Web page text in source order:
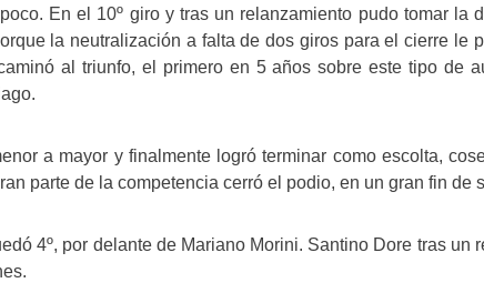
En el 10º giro y tras un relanzamiento pudo tomar la
la neutralización a falta de dos giros para el cierre le
al triunfo, el primero en 5 años sobre este tipo de
a mayor y finalmente logró terminar como escolta,
parte de la competencia cerró el podio, en un gran fin de
4º, por delante de Mariano Morini. Santino Dore tras un